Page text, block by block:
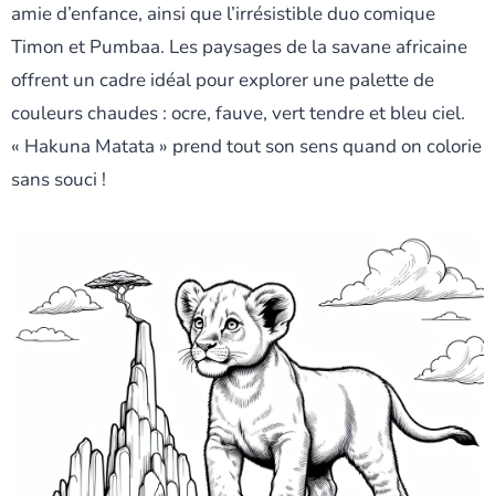
amie d’enfance, ainsi que l’irrésistible duo comique
Timon et Pumbaa. Les paysages de la savane africaine
offrent un cadre idéal pour explorer une palette de
couleurs chaudes : ocre, fauve, vert tendre et bleu ciel.
« Hakuna Matata » prend tout son sens quand on colorie
sans souci !